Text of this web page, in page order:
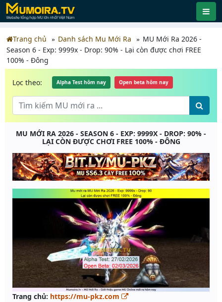
Trang chủ Danh sách Mu Mới Ra
MU Mới Ra 2026 -
Season 6 - Exp: 9999x - Drop: 90% - Lại còn được chơi FREE
100% - Đông
Lọc theo: Alpha Test hôm nay Open beta hôm nay
MU MỚI RA 2026 - SEASON 6 - EXP: 9999X - DROP: 90% -
LẠI CÒN ĐƯỢC CHƠI FREE 100% - ĐÔNG
Trang chủ: https://mu-pkz.com